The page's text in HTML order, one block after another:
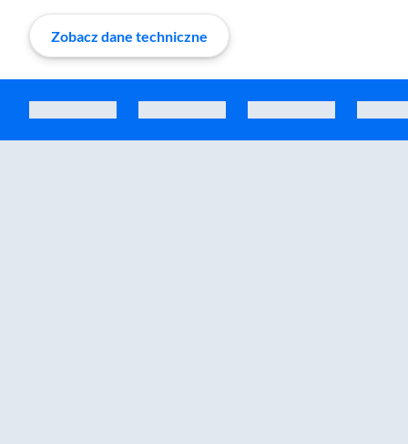
Zobacz dane techniczne